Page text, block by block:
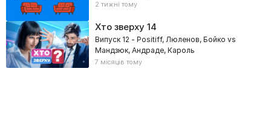
2 тижні тому
Хто зверху14
Випуск 12 - Positiff, Люленов, Бойко vs
Мандзюк, Андраде, Кароль
7 місяців тому